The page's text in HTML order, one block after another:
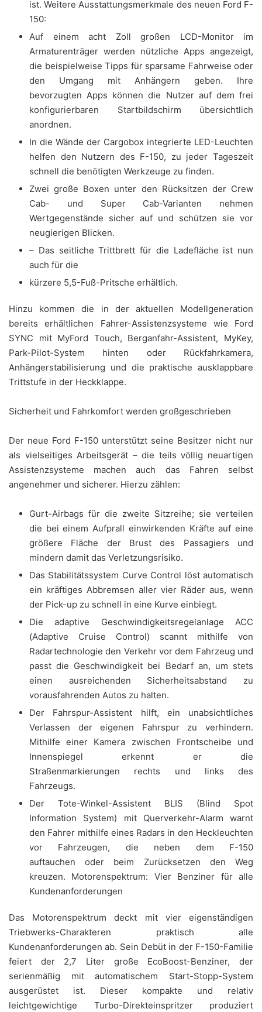
ist. Weitere Ausstattungsmerkmale des neuen Ford F-
150:
Auf einem acht Zoll großen LCD-Monitor im
Armaturenträger werden nützliche Apps angezeigt,
die beispielweise Tipps für sparsame Fahrweise oder
den Umgang mit Anhängern geben. Ihre
bevorzugten Apps können die Nutzer auf dem frei
konfigurierbaren Startbildschirm übersichtlich
anordnen.
In die Wände der Cargobox integrierte LED-Leuchten
helfen den Nutzern des F-150, zu jeder Tageszeit
schnell die benötigten Werkzeuge zu finden.
Zwei große Boxen unter den Rücksitzen der Crew
Cab- und Super Cab-Varianten nehmen
Wertgegenstände sicher auf und schützen sie vor
neugierigen Blicken.
– Das seitliche Trittbrett für die Ladefläche ist nun
auch für die
kürzere 5,5-Fuß-Pritsche erhältlich.
Hinzu kommen die in der aktuellen Modellgeneration
bereits erhältlichen Fahrer-Assistenzsysteme wie Ford
SYNC mit MyFord Touch, Berganfahr-Assistent, MyKey,
Park-Pilot-System hinten oder Rückfahrkamera,
Anhängerstabilisierung und die praktische ausklappbare
Trittstufe in der Heckklappe.
Sicherheit und Fahrkomfort werden großgeschrieben
Der neue Ford F-150 unterstützt seine Besitzer nicht nur
als vielseitiges Arbeitsgerät – die teils völlig neuartigen
Assistenzsysteme machen auch das Fahren selbst
angenehmer und sicherer. Hierzu zählen:
Gurt-Airbags für die zweite Sitzreihe; sie verteilen
die bei einem Aufprall einwirkenden Kräfte auf eine
größere Fläche der Brust des Passagiers und
mindern damit das Verletzungsrisiko.
Das Stabilitätssystem Curve Control löst automatisch
ein kräftiges Abbremsen aller vier Räder aus, wenn
der Pick-up zu schnell in eine Kurve einbiegt.
Die adaptive Geschwindigkeitsregelanlage ACC
(Adaptive Cruise Control) scannt mithilfe von
Radartechnologie den Verkehr vor dem Fahrzeug und
passt die Geschwindigkeit bei Bedarf an, um stets
einen ausreichenden Sicherheitsabstand zu
vorausfahrenden Autos zu halten.
Der Fahrspur-Assistent hilft, ein unabsichtliches
Verlassen der eigenen Fahrspur zu verhindern.
Mithilfe einer Kamera zwischen Frontscheibe und
Innenspiegel erkennt er die
Straßenmarkierungen rechts und links des
Fahrzeugs.
Der Tote-Winkel-Assistent BLIS (Blind Spot
Information System) mit Querverkehr-Alarm warnt
den Fahrer mithilfe eines Radars in den Heckleuchten
vor Fahrzeugen, die neben dem F-150
auftauchen oder beim Zurücksetzen den Weg
kreuzen. Motorenspektrum: Vier Benziner für alle
Kundenanforderungen
Das Motorenspektrum deckt mit vier eigenständigen
Triebwerks-Charakteren praktisch alle
Kundenanforderungen ab. Sein Debüt in der F-150-Familie
feiert der 2,7 Liter große EcoBoost-Benziner, der
serienmäßig mit automatischem Start-Stopp-System
ausgerüstet ist. Dieser kompakte und relativ
leichtgewichtige Turbo-Direkteinspritzer produziert